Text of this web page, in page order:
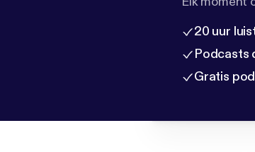
20 uur
Podcasts
Gratis